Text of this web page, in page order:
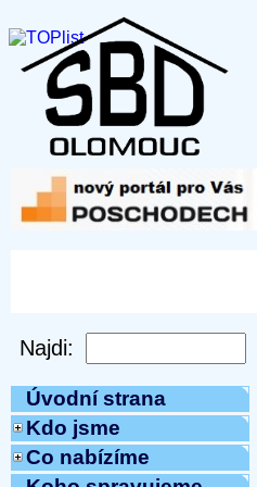
Úvodní strana
Kdo jsme
Co nabízíme